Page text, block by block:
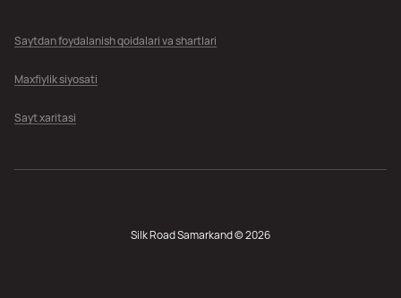
Saytdan foydalanish qoidalari va shartlari
Maxfiylik siyosati
Sayt xaritasi
Silk Road Samarkand © 2026